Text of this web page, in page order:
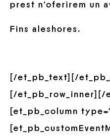
prest n’oferirem un
Fins aleshores.
[/et_pb_text][/
[/et_pb_row_inner][/
[et_pb_column